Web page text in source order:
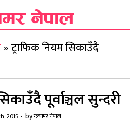
»ट्राफिक नियम सिकाउँदै
पूर्वाञ्चल सुन्दरी
2015 byग्ल्यामर नेपाल